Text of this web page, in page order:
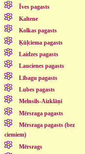
Īves pagasts
Kaltene
Kolkas pagasts
Ķūļciema pagasts
Laidzes pagasts
Laucienes pagasts
Lībagu pagasts
Lubes pagasts
Melnsils-Aizklāņi
Mērsraga pagasts
Mērsraga pagasts (bez
ciemiem)
Mērsrags